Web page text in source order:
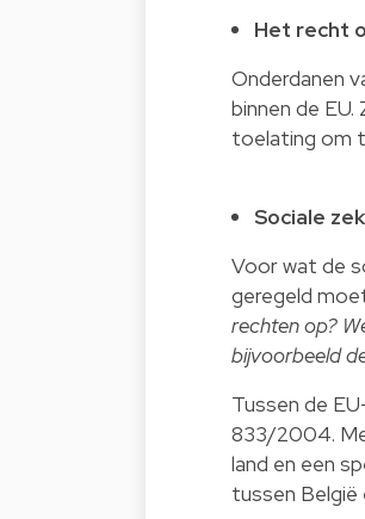
Het recht
Onderdanen
binnen de
toelating om
Sociale
Voor wat de
geregeld
rechten op?
bijvoorbeeld
Tussen de
833/2004.
land en een
tussen België